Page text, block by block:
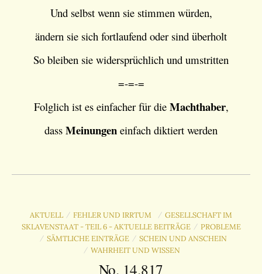
Und selbst wenn sie stimmen würden,
ändern sie sich fortlaufend oder sind überholt
So bleiben sie widersprüchlich und umstritten
=-=-=
Folglich ist es einfacher für die Machthaber,
dass Meinungen einfach diktiert werden
AKTUELL / FEHLER UND IRRTUM / GESELLSCHAFT IM
SKLAVENSTAAT - TEIL 6 - AKTUELLE BEITRÄGE
/ PROBLEME
/ SÄMTLICHE EINTRÄGE / SCHEIN UND ANSCHEIN
/ WAHRHEIT UND WISSEN
No. 14.817